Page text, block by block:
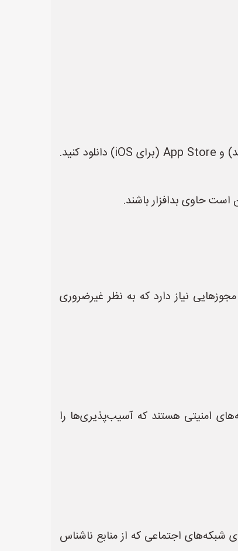
* **فقط از فروشگاه‌های رسمی:** برنامه‌ها را فقط از فروشگاه‌های رسمی مانند Google Play Store (برای اندروید) و App Store (برای iOS) دانلود کنید.
است حاوی بدافزار باشند.
نیاز دارد که به نظر غیرضروری
امنیتی هستند که آسیب‌پذیری‌ها را
شبکه‌های اجتماعی که از منابع ناشناس